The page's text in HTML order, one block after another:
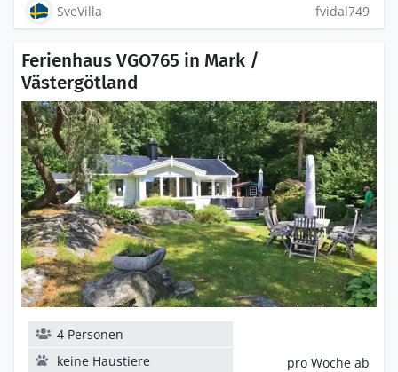
SveVilla fvidal749
Ferienhaus VGO765 in Mark /
Västergötland
pro Woche ab
4 Personen
keine Haustiere